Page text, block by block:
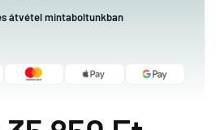
átvétel mintaboltunkban